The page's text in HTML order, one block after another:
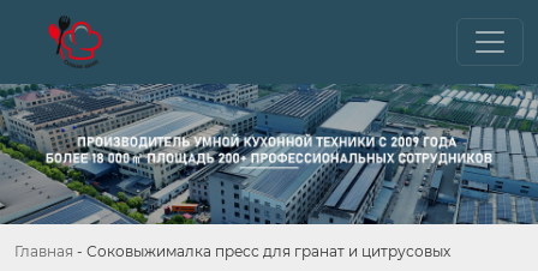
Главная - Соковыжималка пресс для гранат и цитрусовых